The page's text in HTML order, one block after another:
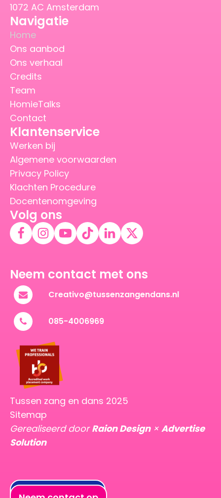
neem contact op
1072 AC Amsterdam
Navigatie
Home
Ons aanbod
Ons verhaal
Credits
Team
HomieTalks
Contact
Klantenservice
Werken bij
Algemene voorwaarden
Privacy Policy
Klachten Procedure
Docentenomgeving
Volg ons
Neem contact met ons
Creativo@tussenzangendans.nl
085-4006969
Tussen zang en dans 2025
Sitemap
Gerealiseerd doorRaion Design× Advertise
Solution